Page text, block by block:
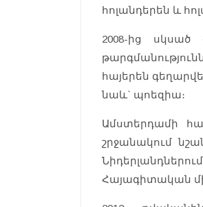
հոլանդերեն և
2008-ից սկսած
հայերեն
նաև` պոեզիա։
Ամստերդամի
շրջանակում
Հայագիտական